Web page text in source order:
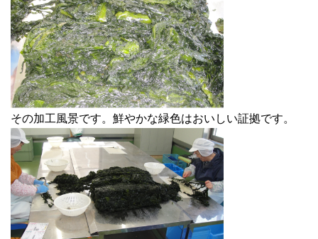
その加工風景です。鮮やかな緑色はおいしい証拠です。